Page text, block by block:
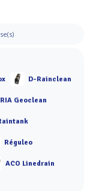
D-Rainclean
Geoclean
Réguleo
ACO Linedrain